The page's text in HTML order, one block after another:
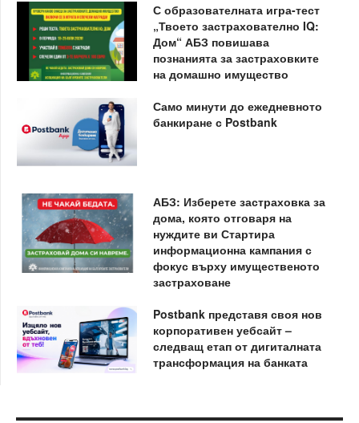
С образователната игра-тест
„Твоето застрахователно IQ:
Дом“ АБЗ повишава
познанията за застраховките
на домашно имущество
Само минути до ежедневното
банкиране с Postbank
АБЗ: Изберете застраховка за
дома, която отговаря на
нуждите ви Стартира
информационна кампания с
фокус върху имущественото
застраховане
Postbank представя своя нов
корпоративен уебсайт –
следващ етап от дигиталната
трансформация на банката